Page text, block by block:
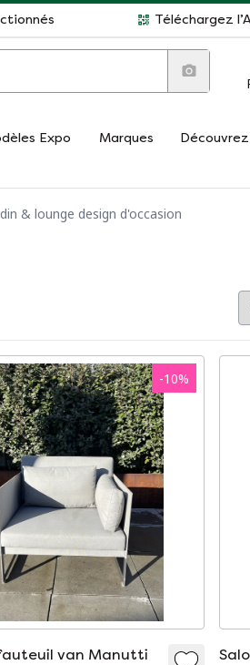
Téléchargez
Expo Marques
& lounge design d'occasion
-10%
van Manutti